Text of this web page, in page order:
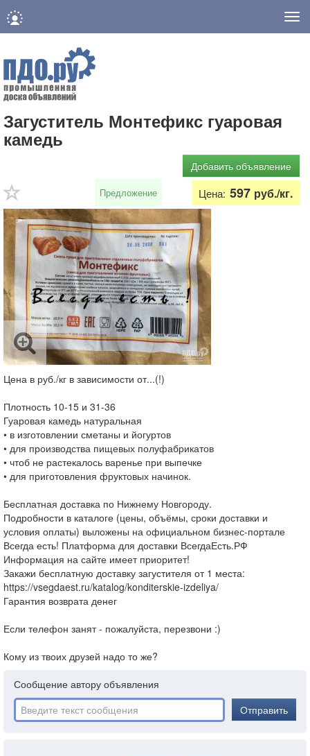
Загуститель Монтефикс гуаровая
камедь
Добавить объявление
Предложение Цена: 597 руб./кг.
Цена в руб./кг в зависимости от...(!)
Плотность 10-15 и 31-36
Гуаровая камедь натуральная
• в изготовлении сметаны и йогуртов
• для производства пищевых полуфабрикатов
• чтоб не растекалось варенье при выпечке
• для приготовления фруктовых начинок.
Бесплатная доставка по Нижнему Новгороду.
Подробности в каталоге (цены, объёмы, сроки доставки и
условия оплаты) выложены на официальном бизнес-портале
Всегда есть! Платформа для доставки ВсегдаЕсть.РФ
Информация на сайте имеет приоритет!
Закажи бесплатную доставку загустителя от 1 места:
https://vsegdaest.ru/katalog/konditerskie-izdeliya/
Гарантия возврата денег
Если телефон занят - пожалуйста, перезвони :)
Кому из твоих друзей надо то же?
Сообщение автору объявления
Отправить